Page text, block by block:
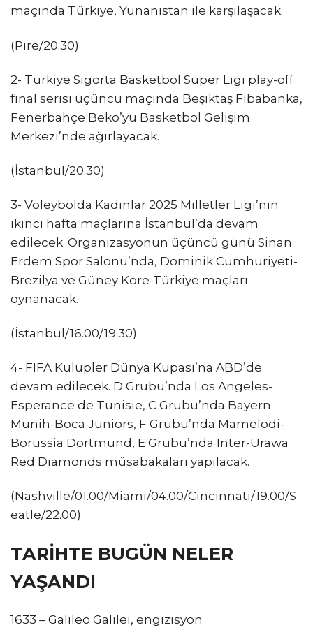
maçında Türkiye, Yunanistan ile karşılaşacak.
(Pire/20.30)
2- Türkiye Sigorta Basketbol Süper Ligi play-off
final serisi üçüncü maçında Beşiktaş Fibabanka,
Fenerbahçe Beko’yu Basketbol Gelişim
Merkezi’nde ağırlayacak.
(İstanbul/20.30)
3- Voleybolda Kadınlar 2025 Milletler Ligi’nin
ikinci hafta maçlarına İstanbul’da devam
edilecek. Organizasyonun üçüncü günü Sinan
Erdem Spor Salonu’nda, Dominik Cumhuriyeti-
Brezilya ve Güney Kore-Türkiye maçları
oynanacak.
(İstanbul/16.00/19.30)
4- FIFA Kulüpler Dünya Kupası’na ABD’de
devam edilecek. D Grubu’nda Los Angeles-
Esperance de Tunisie, C Grubu’nda Bayern
Münih-Boca Juniors, F Grubu’nda Mamelodi-
Borussia Dortmund, E Grubu’nda Inter-Urawa
Red Diamonds müsabakaları yapılacak.
(Nashville/01.00/Miami/04.00/Cincinnati/19.00/S
eatle/22.00)
TARİHTE BUGÜN NELER
YAŞANDI
1633 – Galileo Galilei, engizisyon